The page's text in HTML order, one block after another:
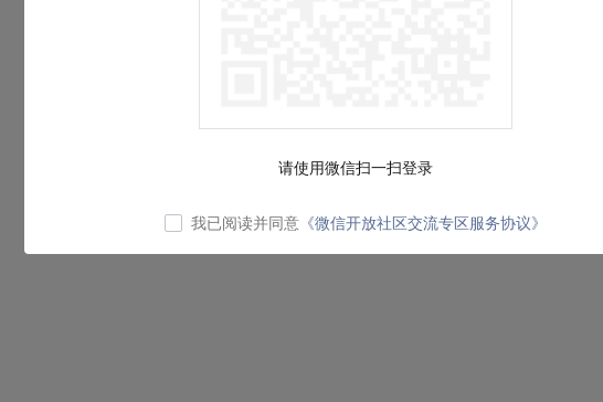
请使用微信扫一扫登录
我已阅读并同意 《微信开放社区交流专区服务协议》